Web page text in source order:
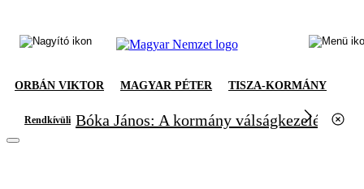
ORBÁN VIKTOR MAGYAR PÉTER TISZA-KORMÁNY
Rendkívüli Bóka János: A kormány válságkezelésből